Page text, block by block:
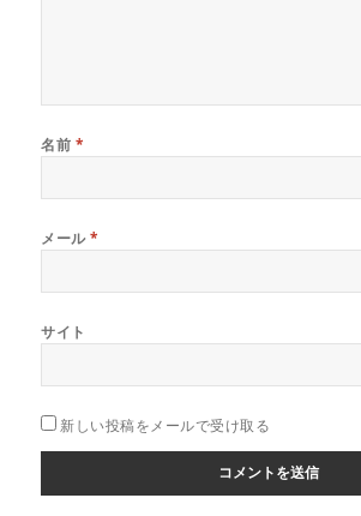
名前 *
メール*
サイト
新しい投稿をメールで受け取る